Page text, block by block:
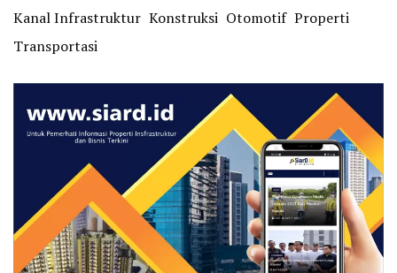
Kanal Infrastruktur Konstruksi Otomotif Properti
Transportasi